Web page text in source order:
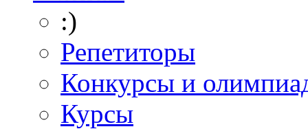
:)
Репетиторы
Конкурсы и
Курсы